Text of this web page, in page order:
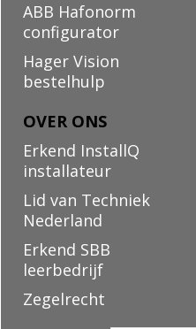
ABB Hafonorm
configurator
Hager Vision
bestelhulp
OVER ONS
Erkend InstallQ
installateur
Lid van Techniek
Nederland
Erkend SBB
leerbedrijf
Zegelrecht